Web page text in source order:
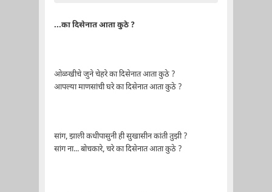
...का दिसेनात आता कुठे ?
ओळखीचे जुने चेहरे का दिसेनात आता कुठे ?
आपल्या माणसांची घरे का दिसेनात आता कुठे ?
सांग, झाली कधीपासुनी ही सुखासीन कांती तुझी ?
सांग ना... बोचकारे, चरे का दिसेनात आता कुठे ?